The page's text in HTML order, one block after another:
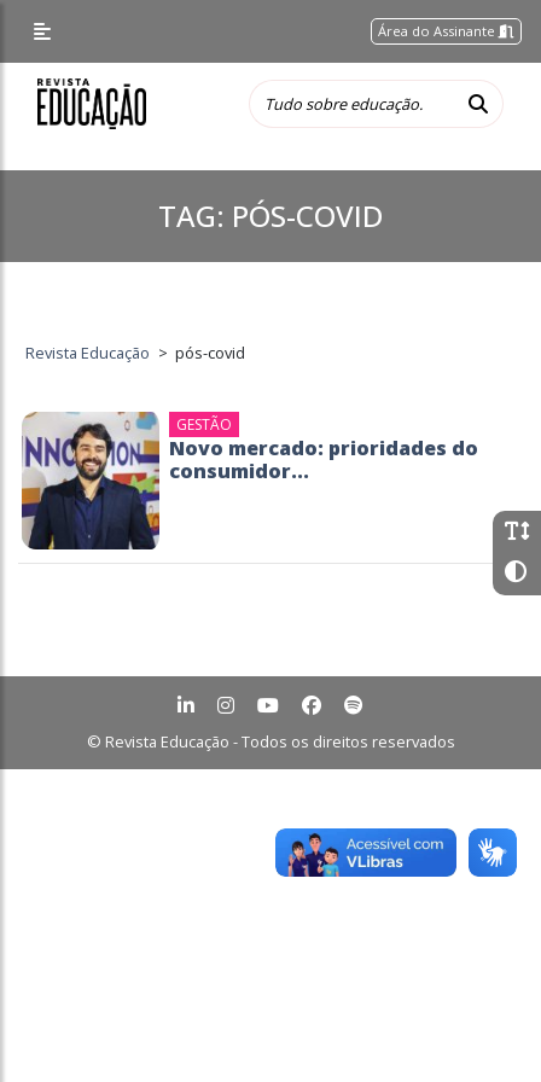
Área do Assinante
TAG: PÓS-COVID
Revista Educação > pós-covid
GESTÃO
Novo mercado: prioridades do
consumidor...
© Revista Educação - Todos os direitos reservados